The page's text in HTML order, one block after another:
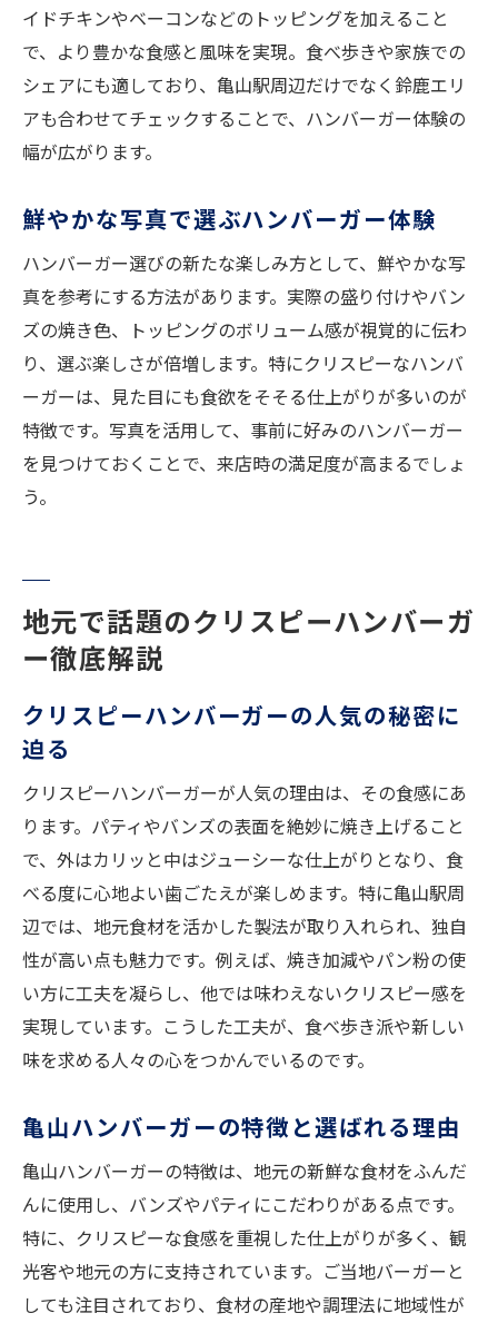
イドチキンやベーコンなどのトッピングを加えること
で、より豊かな食感と風味を実現。食べ歩きや家族での
シェアにも適しており、亀山駅周辺だけでなく鈴鹿エリ
アも合わせてチェックすることで、ハンバーガー体験の
幅が広がります。
鮮やかな写真で選ぶハンバーガー体験
ハンバーガー選びの新たな楽しみ方として、鮮やかな写
真を参考にする方法があります。実際の盛り付けやバン
ズの焼き色、トッピングのボリューム感が視覚的に伝わ
り、選ぶ楽しさが倍増します。特にクリスピーなハンバ
ーガーは、見た目にも食欲をそそる仕上がりが多いのが
特徴です。写真を活用して、事前に好みのハンバーガー
を見つけておくことで、来店時の満足度が高まるでしょ
う。
地元で話題のクリスピーハンバーガ
ー徹底解説
クリスピーハンバーガーの人気の秘密に
迫る
クリスピーハンバーガーが人気の理由は、その食感にあ
ります。パティやバンズの表面を絶妙に焼き上げること
で、外はカリッと中はジューシーな仕上がりとなり、食
べる度に心地よい歯ごたえが楽しめます。特に亀山駅周
辺では、地元食材を活かした製法が取り入れられ、独自
性が高い点も魅力です。例えば、焼き加減やパン粉の使
い方に工夫を凝らし、他では味わえないクリスピー感を
実現しています。こうした工夫が、食べ歩き派や新しい
味を求める人々の心をつかんでいるのです。
亀山ハンバーガーの特徴と選ばれる理由
亀山ハンバーガーの特徴は、地元の新鮮な食材をふんだ
んに使用し、バンズやパティにこだわりがある点です。
特に、クリスピーな食感を重視した仕上がりが多く、観
光客や地元の方に支持されています。ご当地バーガーと
しても注目されており、食材の産地や調理法に地域性が